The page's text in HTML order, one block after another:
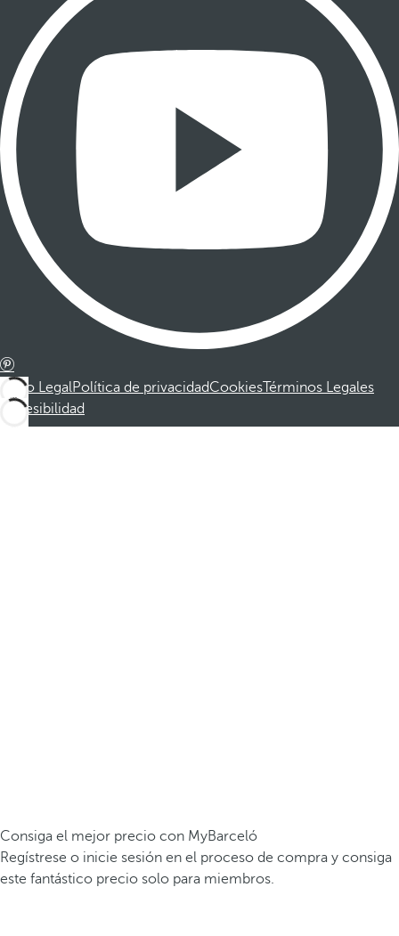
Aviso LegalPolítica de privacidadCookiesTérminos Legales
Accesibilidad
Consiga el mejor precio con MyBarceló
Regístrese o inicie sesión en el proceso de compra y consiga
este fantástico precio solo para miembros.